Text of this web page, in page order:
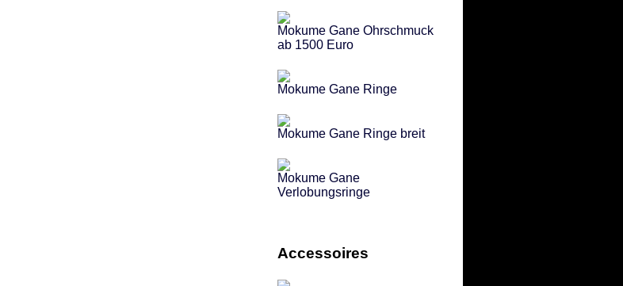
Mokume Gane Ohrschmuck
ab 1500 Euro
Mokume Gane Ringe
Mokume Gane Ringe breit
Mokume Gane
Verlobungsringe
Accessoires